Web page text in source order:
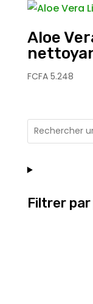
Aloe
FCFA5.248
Filtrer